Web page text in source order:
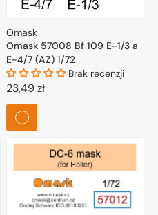
Omask
Omask 57008 Bf 109 E-1/3 a
E-4/7 (AZ) 1/72
Brak recenzji
Cena
regularna
23,49 zł